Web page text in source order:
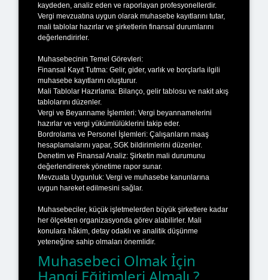
kaydeden, analiz eden ve raporlayan profesyonellerdir.
Vergi mevzuatına uygun olarak muhasebe kayıtlarını tutar,
mali tablolar hazırlar ve şirketlerin finansal durumlarını
değerlendirirler.
Muhasebecinin Temel Görevleri:
Finansal Kayıt Tutma: Gelir, gider, varlık ve borçlarla ilgili
muhasebe kayıtlarını oluşturur.
Mali Tablolar Hazırlama: Bilanço, gelir tablosu ve nakit akış
tablolarını düzenler.
Vergi ve Beyanname İşlemleri: Vergi beyannamelerini
hazırlar ve vergi yükümlülüklerini takip eder.
Bordrolama ve Personel İşlemleri: Çalışanların maaş
hesaplamalarını yapar, SGK bildirimlerini düzenler.
Denetim ve Finansal Analiz: Şirketin mali durumunu
değerlendirerek yönetime rapor sunar.
Mevzuata Uygunluk: Vergi ve muhasebe kanunlarına
uygun hareket edilmesini sağlar.
Muhasebeciler, küçük işletmelerden büyük şirketlere kadar
her ölçekten organizasyonda görev alabilirler. Mali
konulara hâkim, detay odaklı ve analitik düşünme
yeteneğine sahip olmaları önemlidir.
Muhasebeci Olmak İçin
Hangi Eğitimleri Almalı ?